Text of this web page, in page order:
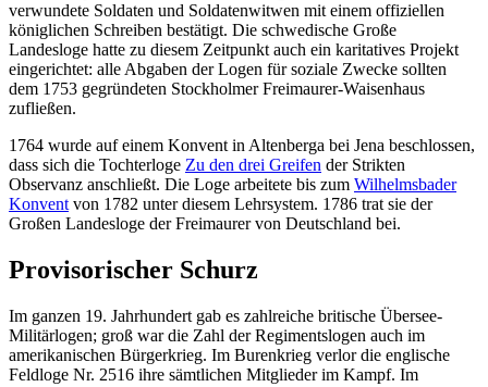
verwundete Soldaten und Soldatenwitwen mit einem offiziellen
königlichen Schreiben bestätigt. Die schwedische Große
Landesloge hatte zu diesem Zeitpunkt auch ein karitatives Projekt
eingerichtet: alle Abgaben der Logen für soziale Zwecke sollten
dem 1753 gegründeten Stockholmer Freimaurer-Waisenhaus
zufließen.
1764 wurde auf einem Konvent in Altenberga bei Jena beschlossen,
dass sich die Tochterloge Zu den drei Greifen der Strikten
Observanz anschließt. Die Loge arbeitete bis zum Wilhelmsbader
Konvent von 1782 unter diesem Lehrsystem. 1786 trat sie der
Großen Landesloge der Freimaurer von Deutschland bei.
Provisorischer Schurz
Im ganzen 19. Jahrhundert gab es zahlreiche britische Übersee-
Militärlogen; groß war die Zahl der Regimentslogen auch im
amerikanischen Bürgerkrieg. Im Burenkrieg verlor die englische
Feldloge Nr. 2516 ihre sämtlichen Mitglieder im Kampf. Im